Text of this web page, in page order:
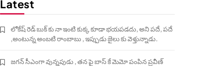
Latest
లోకేష్ రెడ్ బుక్ కు నా ఇంటి కుక్క కూడా భయపడదు, అని పదే, పదే
,అంటున్న అంబటి రాంబాబు , ఇప్పుడు జైలు కు వెళ్తున్నాడు.
జగన్ సీఎంగా వున్నపుడు , తన పై బాస్ కే మెమో పంపిన ప్రవీణ్